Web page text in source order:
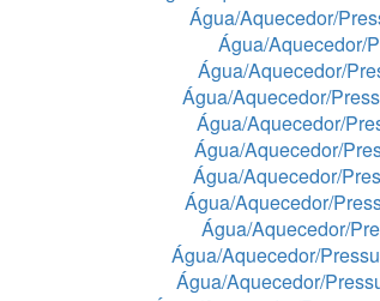
Água/Aquecedor/
Água/Aquecedor/
Água/Aquecedor/
Água/Aquecedor/
Água/Aquecedor/
Água/Aquecedor/
Água/Aquecedor/
Água/Aquecedor/
Água/Aquecedor/
Água/Aquecedor/
Água/Aquecedor/